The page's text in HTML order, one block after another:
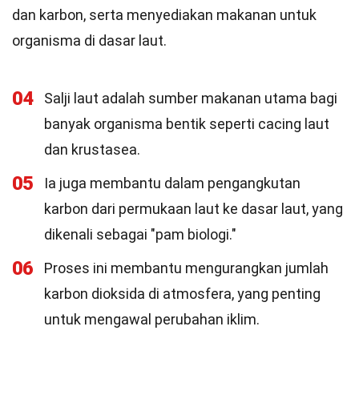
dan karbon, serta menyediakan makanan untuk
organisma di dasar laut.
04
Salji laut adalah sumber makanan utama bagi
banyak organisma bentik seperti cacing laut
dan krustasea.
05
Ia juga membantu dalam pengangkutan
karbon dari permukaan laut ke dasar laut, yang
dikenali sebagai "pam biologi."
06
Proses ini membantu mengurangkan jumlah
karbon dioksida di atmosfera, yang penting
untuk mengawal perubahan iklim.